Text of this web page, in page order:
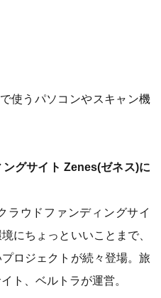
使うパソコンやスキャン機
ングサイト Zenes(ゼネス)に
ラウドファンディングサイ
にちょっといいことまで、
ロジェクトが続々登場。旅
ト、ベルトラが運営。